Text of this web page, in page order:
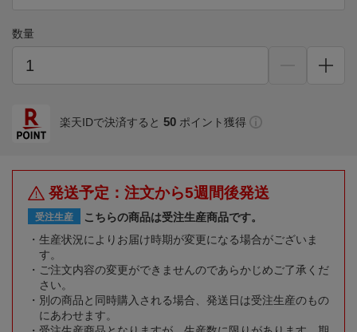
数量
楽天IDで決済すると 50 ポイント獲得
発送予定：注文から5週間後発送
受注生産
こちらの商品は受注生産商品です。
生産状況によりお届け時期が変更になる場合がございま
す。
ご注文内容の変更ができませんのであらかじめご了承くだ
さい。
別の商品と同時購入される場合、発送日は受注生産のもの
にあわせます。